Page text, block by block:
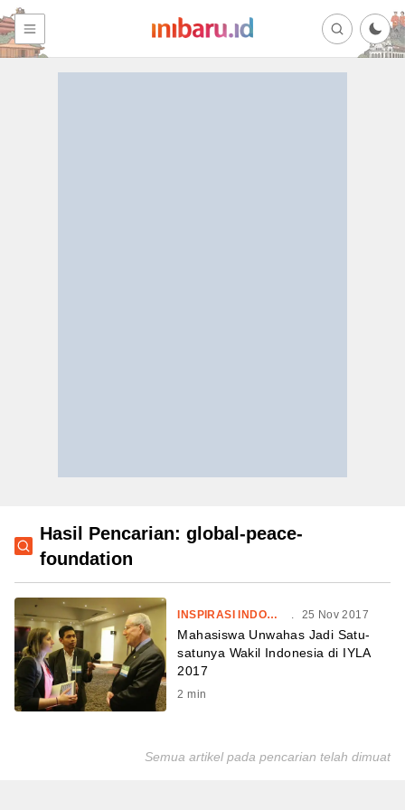
Hasil Pencarian: global-peace-
foundation
INSPIRASI INDONESIA . 25 Nov 2017
Mahasiswa Unwahas Jadi Satu-
satunya Wakil Indonesia di IYLA
2017
2 min
Semua artikel pada pencarian telah dimuat